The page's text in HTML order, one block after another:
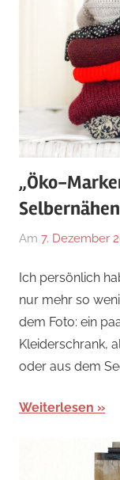
„Öko-
Am 7. Dezember
Ich persönlich
nur mehr so
dem Foto: ein
Kleiderschrank,
oder aus dem
Weiterlesen